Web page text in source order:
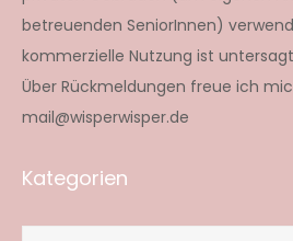
betreuenden SeniorInnen)
kommerzielle Nutzung ist
Über Rückmeldungen freue ich
mail@wisperwisper.de
Kategorien